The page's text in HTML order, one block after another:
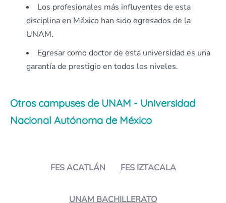
Los profesionales más influyentes de esta
disciplina en México han sido egresados de la
UNAM.
Egresar como doctor de esta universidad es una
garantía de prestigio en todos los niveles.
Otros campuses de UNAM - Universidad
Nacional Autónoma de México
FES ACATLÁN FES IZTACALA
UNAM BACHILLERATO